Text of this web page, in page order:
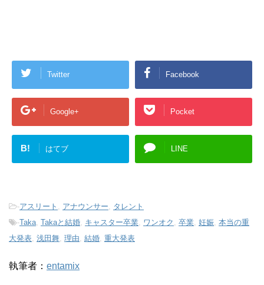
Twitter Facebook
Google+ Pocket
B! はてブ LINE
-アスリート アナウンサー
タレント
-Taka Takaと結婚 キャスター卒業 ワンオク 卒業 妊娠 本当の重
大発表 浅田舞 理由 結婚 重大発表
執筆者： entamix